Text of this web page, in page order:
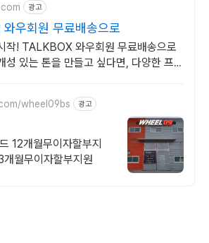
광고
우회원 무료배송으로
작! TALKBOX 와우회원 무료배송으로
성 있는 톤을 만들고 싶다면, 다양한 프리
wheel09bs 광고
12개월무이자할부지
월무이자할부지원